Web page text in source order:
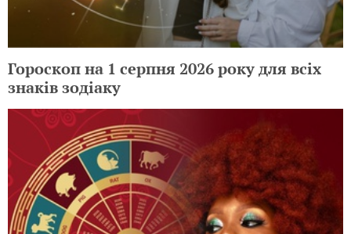
Гороскоп на 1 серпня 2026 року для всіх
знаків зодіаку